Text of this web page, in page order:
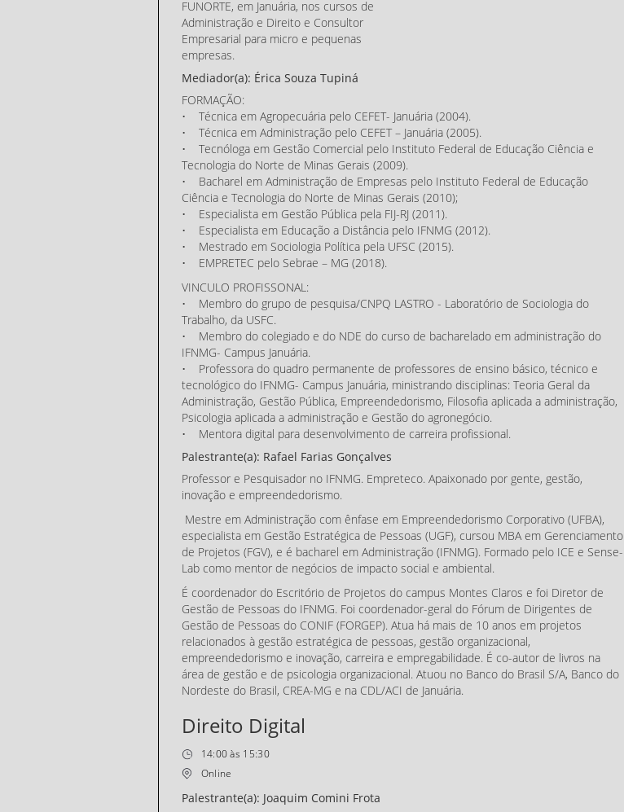
FUNORTE, em Januária, nos cursos de
Administração e Direito e Consultor
Empresarial para micro e pequenas
empresas.
Mediador(a): Érica Souza Tupiná
FORMAÇÃO:
• Técnica em Agropecuária pelo CEFET- Januária (2004).
• Técnica em Administração pelo CEFET – Januária (2005).
• Tecnóloga em Gestão Comercial pelo Instituto Federal de Educação Ciência e
Tecnologia do Norte de Minas Gerais (2009).
• Bacharel em Administração de Empresas pelo Instituto Federal de Educação
Ciência e Tecnologia do Norte de Minas Gerais (2010);
• Especialista em Gestão Pública pela FIJ-RJ (2011).
• Especialista em Educação a Distância pelo IFNMG (2012).
• Mestrado em Sociologia Política pela UFSC (2015).
• EMPRETEC pelo Sebrae – MG (2018).
VINCULO PROFISSONAL:
• Membro do grupo de pesquisa/CNPQ LASTRO - Laboratório de Sociologia do
Trabalho, da USFC.
• Membro do colegiado e do NDE do curso de bacharelado em administração do
IFNMG- Campus Januária.
• Professora do quadro permanente de professores de ensino básico, técnico e
tecnológico do IFNMG- Campus Januária, ministrando disciplinas: Teoria Geral da
Administração, Gestão Pública, Empreendedorismo, Filosofia aplicada a administração,
Psicologia aplicada a administração e Gestão do agronegócio.
• Mentora digital para desenvolvimento de carreira profissional.
Palestrante(a): Rafael Farias Gonçalves
Professor e Pesquisador no IFNMG. Empreteco. Apaixonado por gente, gestão,
inovação e empreendedorismo.
Mestre em Administração com ênfase em Empreendedorismo Corporativo (UFBA),
especialista em Gestão Estratégica de Pessoas (UGF), cursou MBA em Gerenciamento
de Projetos (FGV), e é bacharel em Administração (IFNMG). Formado pelo ICE e Sense-
Lab como mentor de negócios de impacto social e ambiental.
É coordenador do Escritório de Projetos do campus Montes Claros e foi Diretor de
Gestão de Pessoas do IFNMG. Foi coordenador-geral do Fórum de Dirigentes de
Gestão de Pessoas do CONIF (FORGEP). Atua há mais de 10 anos em projetos
relacionados à gestão estratégica de pessoas, gestão organizacional,
empreendedorismo e inovação, carreira e empregabilidade. É co-autor de livros na
área de gestão e de psicologia organizacional. Atuou no Banco do Brasil S/A, Banco do
Nordeste do Brasil, CREA-MG e na CDL/ACI de Januária.
Direito Digital
14:00 às 15:30
Online
Palestrante(a): Joaquim Comini Frota